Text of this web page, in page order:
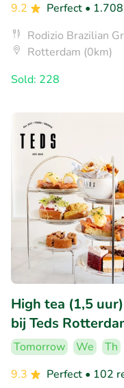
9.2
Perfect •
Rodizio Brazilian
Rotterdam (0km)
Sold: 228
High tea (1,5
bij Teds
Tomorrow We Th
9.3
Perfect • 102